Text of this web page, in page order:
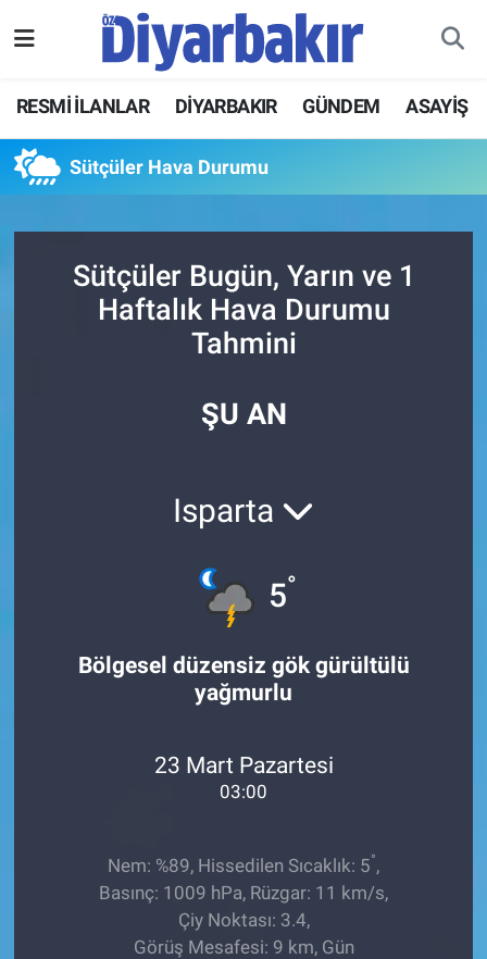
RESMİ İLANLAR DİYARBAKIR GÜNDEM ASAYİŞ
Sütçüler Hava Durumu
Sütçüler Bugün, Yarın ve 1
Haftalık Hava Durumu
Tahmini
ŞU AN
Isparta
5°
Bölgesel düzensiz gök gürültülü
yağmurlu
23 Mart Pazartesi
03:00
Nem: %89, Hissedilen Sıcaklık: 5°,
Basınç: 1009 hPa, Rüzgar: 11 km/s,
Çiy Noktası: 3.4,
Görüş Mesafesi: 9 km, Gün
ASAYİŞ
DİYARBAKIR
GÜNDEM
Hava Durumu
Namaz Vakitleri
Süper Lig Puan Durumu ve Fikstür
Son Dakika Haberleri